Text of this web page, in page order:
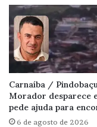
Carnaíba /
Morador desparece
pede ajuda para
6 de agosto de 2026